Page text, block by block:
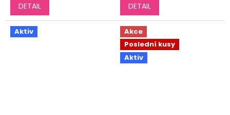
5,0
z
5
hvězdiček.
DETAIL
5,0
z
5
hvězdiček.
DETAIL
Aktiv
Akce
Poslední kusy
Aktiv